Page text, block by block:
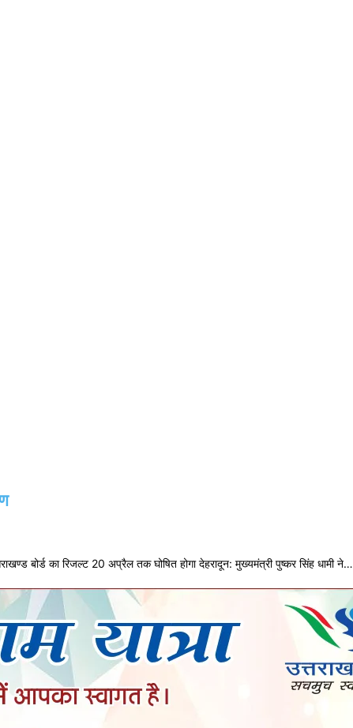
बोर्ड का रिजल्ट 20 अप्रैल तक घोषित होगा देहरादून: मुख्यमंत्री पुष्कर सिंह धामी ने…